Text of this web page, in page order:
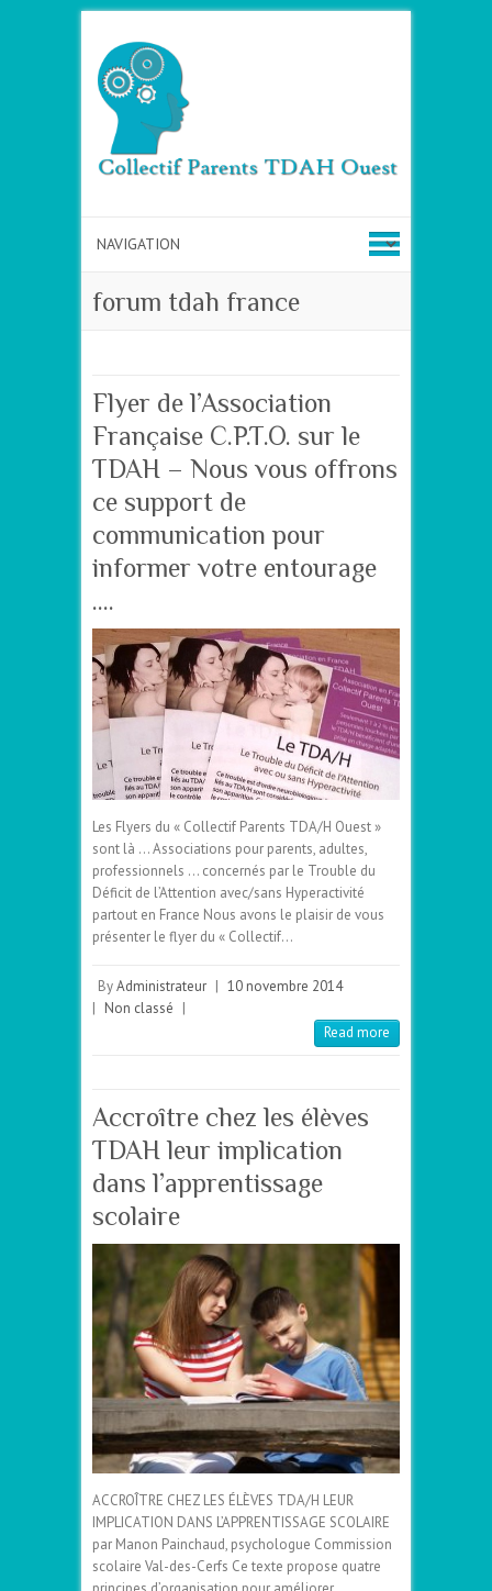
forum tdah france
Flyer de l’Association
Française C.P.T.O. sur le
TDAH – Nous vous offrons
ce support de
communication pour
informer votre entourage
….
Les Flyers du « Collectif Parents TDA/H Ouest »
sont là … Associations pour parents, adultes,
professionnels … concernés par le Trouble du
Déficit de l’Attention avec/sans Hyperactivité
partout en France Nous avons le plaisir de vous
présenter le flyer du « Collectif…
ByAdministrateur | 10 novembre 2014
| Non classé |
Read more
Accroître chez les élèves
TDAH leur implication
dans l’apprentissage
scolaire
ACCROÎTRE CHEZ LES ÉLÈVES TDA/H LEUR
IMPLICATION DANS L’APPRENTISSAGE SCOLAIRE
par Manon Painchaud, psychologue Commission
scolaire Val-des-Cerfs Ce texte propose quatre